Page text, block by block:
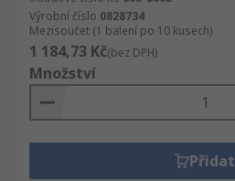
Výrobní číslo 0828734
Mezisoučet (1 balení po 10 kusech)
1 184,73 Kč(bez DPH)
Množství
Přidat